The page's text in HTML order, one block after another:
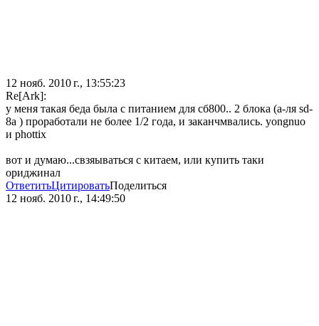
12 нояб. 2010 г., 13:55:23
Re[Ark]:
у меня такая беда была с питанием для сб800.. 2 блока (а-ля sd-
8a ) проработали не более 1/2 года, и заканчмвались. yongnuo
и phottix
вот и думаю...свзяываться с китаем, или купить таки
ориджинал
ОтветитьЦитироватьПоделиться
12 нояб. 2010 г., 14:49:50